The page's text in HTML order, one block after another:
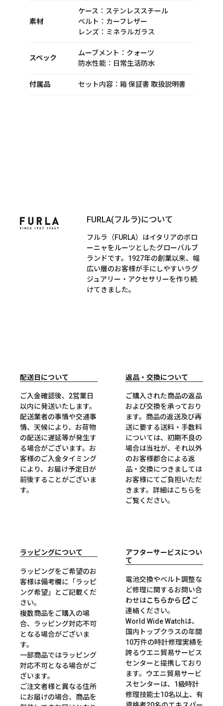
素材
ケース：ステンレススチール
ベルト：カーフレザー
レンズ：ミネラルガラス
スペック
ムーブメント：クォーツ
防水性能：日常生活防水
付属品 セット内容：箱 保証書 取扱説明書
FURLA(フルラ)について
フルラ（FURLA）はイタリアのボロ
ーニャをルーツとしたグローバルブ
ランドです。1927年の創業以来、幅
広い層のお客様が手にしやすいラグ
ジュアリー・アクセサリーを作り続
けてきました。
配送日について
ご入金確認後、2営業日
以内に発送いたします。
配送業者の事情や交通事
情、天候により、お荷物
の配送に遅延等が発生す
る場合がございます。お
客様のご入金タイミング
により、お届け予定日が
前後することがございま
す。
返品・交換について
ご購入された商品の返品
および交換を承っており
ます。商品の返送及び再
送に要する送料・手数料
については、初期不良の
場合は当社が、それ以外
のお客様都合による返
品・交換につきましては
お客様にてご負担いただ
きます。詳細はこちらを
ご覧ください。
ラッピングについて
ラッピングをご希望のお
客様は備考欄に「ラッピ
ング希望」とご記載くだ
さい。
複数商品をご購入の場
合、ラッピング対応不可
となる場合がございま
す。
一部商品ではラッピング
対応不可となる場合がご
ざいます。
ご注文者様と異なる住所
にお届けの場合、商品を
アフターサービスについ
て
電池交換やベルト調整な
ど修理に関するお問い合
わせはこちらから
ご
連絡ください。
World Wide Watchは、
国内トップクラスの年間
10万件の時計修理実績を
誇るウエニ貿易サービス
センターと提携しており
ます。ウエニ貿易サービ
スセンターは、1級時計
修理技能士10名以上、有